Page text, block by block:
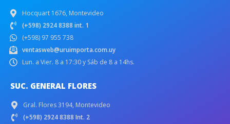
Hocquart 1676, Montevideo
(+598) 2924 8388 int. 1
(+598) 97 955 738
ventasweb@uruimporta.com.uy
Lun. a Vier. 8 a 17:30 y Sáb de 8 a 14hs.
SUC. GENERAL FLORES
Gral. Flores 3194, Montevideo
(+598) 2924 8388 Int. 2